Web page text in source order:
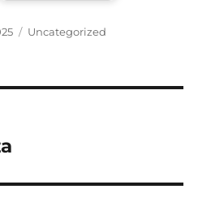
Categories
Uncategorized